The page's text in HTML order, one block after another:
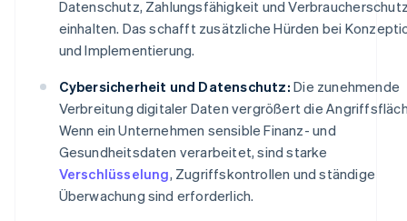
Datenschutz, Zahlungsfähigkeit und
einhalten. Das schafft zusätzliche Hürden bei
und Implementierung.
Cybersicherheit und Datenschutz: Die zunehmende
Verbreitung digitaler Daten vergrößert die
Wenn ein Unternehmen sensible Finanz- und
Gesundheitsdaten verarbeitet, sind starke
Verschlüsselung, Zugriffskontrollen und ständige
Überwachung sind erforderlich.